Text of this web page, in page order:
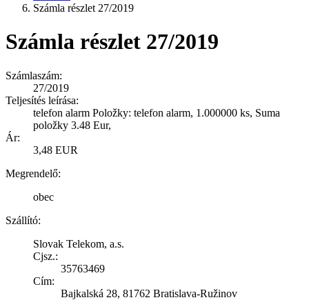
Számla részlet 27/2019
Számla részlet 27/2019
Számlaszám:
27/2019
Teljesítés leírása:
telefon alarm Položky: telefon alarm, 1.000000 ks, Suma
položky 3.48 Eur,
Ár:
3,48 EUR
Megrendelő:
obec
Szállító:
Slovak Telekom, a.s.
Cjsz.:
35763469
Cím:
Bajkalská 28, 81762 Bratislava-Ružinov